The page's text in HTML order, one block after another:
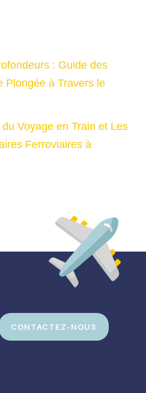
: Guide des
Plongée à Travers le
Voyage en Train et Les
Ferroviaires à
CONTACTEZ-NOUS